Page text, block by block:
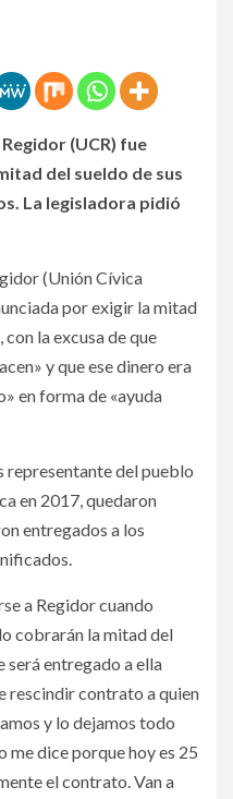
(UCR) fue
del sueldo de sus
La legisladora pidió
(Unión Cívica
por exigir la mitad
con la excusa de que
y que ese dinero era
en forma de «ayuda
representante del pueblo
en 2017, quedaron
entregados a los
a Regidor cuando
cobrarán la mitad del
será entregado a ella
rescindir contrato a quien
y lo dejamos todo
me dice porque hoy es 25
el contrato. Van a